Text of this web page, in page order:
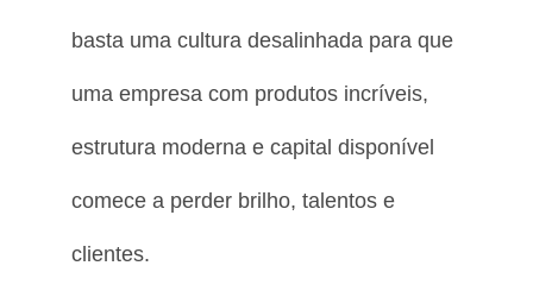
basta uma cultura desalinhada para que
uma empresa com produtos incríveis,
estrutura moderna e capital disponível
comece a perder brilho, talentos e
clientes.